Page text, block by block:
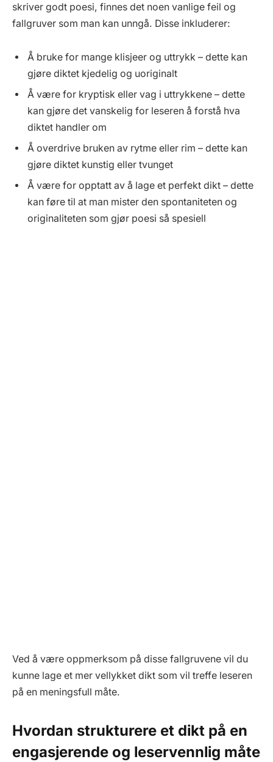
skriver godt poesi, finnes det noen vanlige feil og
fallgruver som man kan unngå. Disse inkluderer:
Å bruke for mange klisjeer og uttrykk – dette kan
gjøre diktet kjedelig og uoriginalt
Å være for kryptisk eller vag i uttrykkene – dette
kan gjøre det vanskelig for leseren å forstå hva
diktet handler om
Å overdrive bruken av rytme eller rim – dette kan
gjøre diktet kunstig eller tvunget
Å være for opptatt av å lage et perfekt dikt – dette
kan føre til at man mister den spontaniteten og
originaliteten som gjør poesi så spesiell
Ved å være oppmerksom på disse fallgruvene vil du
kunne lage et mer vellykket dikt som vil treffe leseren
på en meningsfull måte.
Hvordan strukturere et dikt på en
engasjerende og leservennlig måte